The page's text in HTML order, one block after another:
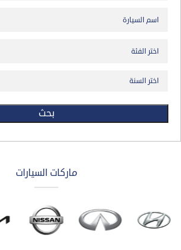
بحث
ماركات السيارات